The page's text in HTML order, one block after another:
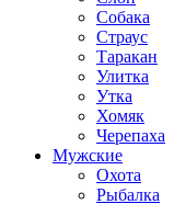
Собака
Страус
Таракан
Улитка
Утка
Хомяк
Черепаха
Мужские
Охота
Рыбалка